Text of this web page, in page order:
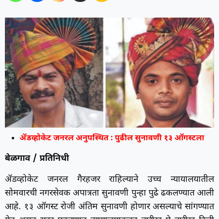
ॲडव्होकेट जनरल अनुपस्थित : पुढील सुनावणी १३ ऑगस्टला
बेळगाव / प्रतिनिधी
ॲडव्होकेट जनरल गैरहजर राहिल्याने उच्च न्यायालयातील
सोमवारची नगरसेवक अपात्रता सुनावणी पुन्हा पुढे ढकलण्यात आली
आहे. १३ ऑगस्ट रोजी अंतिम सुनावणी होणार असल्याचे सांगण्यात